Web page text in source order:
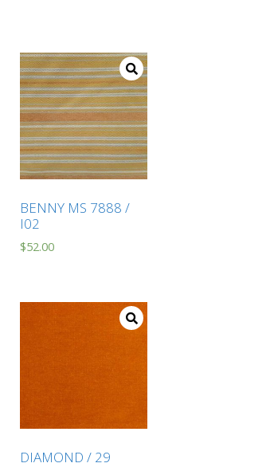
BENNY MS 7888 /
I02
$52.00
DIAMOND / 29